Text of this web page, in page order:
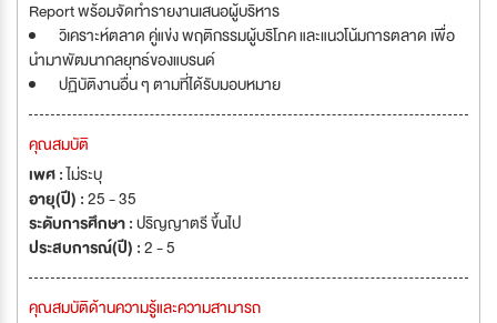
Report พร้อมจัดทำรายงานเสนอผู้บริหาร
วิเคราะห์ตลาด คู่แข่ง พฤติกรรมผู้บริโภค และแนวโน้มการตลาด เพื่อ
นำมาพัฒนากลยุทธ์ของแบรนด์
ปฏิบัติงานอื่น ๆ ตามที่ได้รับมอบหมาย
คุณสมบัติ
เพศ :ไม่ระบุ
อายุ(ปี) :25 - 35
ระดับการศึกษา :ปริญญาตรี ขึ้นไป
ประสบการณ์(ปี) :2 - 5
คุณสมบัติด้านความรู้และความสามารถ